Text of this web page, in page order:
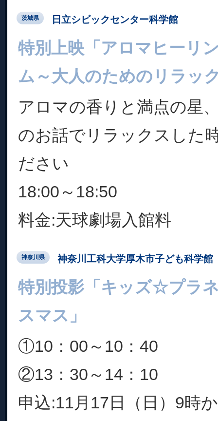
茨城県 日立シビックセンター科学館
特別上映「アロマヒーリ
ム～大人のためのリラッ
アロマの香りと満点の星
のお話でリラックスした
ださい
18:00～18:50
料金:天球劇場入館料
神奈川県 神奈川工科大学厚木市子ども科学館
特別投影「キッズ☆プラ
スマス」
①10：00～10：40
②13：30～14：10
申込:11月17日（日）9時